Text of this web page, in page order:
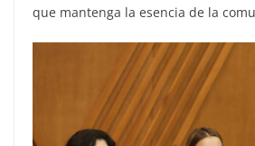
que mantenga la esencia de la